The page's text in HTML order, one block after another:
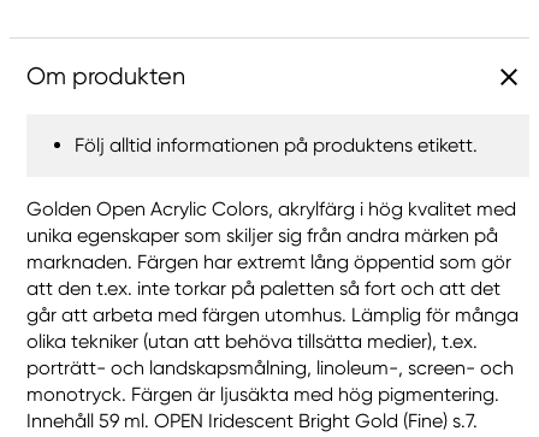
Om produkten
Följ alltid informationen på produktens etikett.
Golden Open Acrylic Colors, akrylfärg i hög kvalitet med
unika egenskaper som skiljer sig från andra märken på
marknaden. Färgen har extremt lång öppentid som gör
att den t.ex. inte torkar på paletten så fort och att det
går att arbeta med färgen utomhus. Lämplig för många
olika tekniker (utan att behöva tillsätta medier), t.ex.
porträtt- och landskapsmålning, linoleum-, screen- och
monotryck. Färgen är ljusäkta med hög pigmentering.
Innehåll 59 ml. OPEN Iridescent Bright Gold (Fine) s.7.